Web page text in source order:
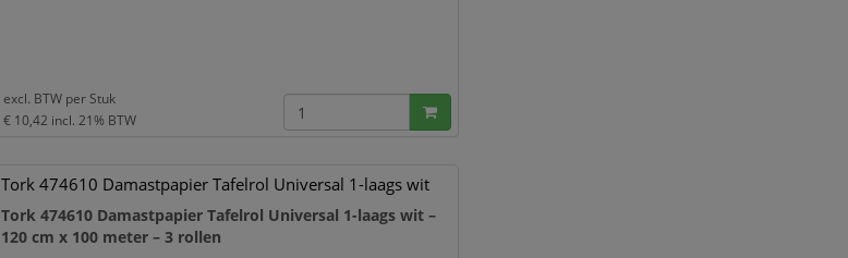
excl. BTW per Stuk
€ 10,42 incl. 21% BTW
Tork 474610 Damastpapier Tafelrol Universal 1-laags wit
Tork 474610 Damastpapier Tafelrol Universal 1-laags wit –
120 cm x 100 meter – 3 rollen